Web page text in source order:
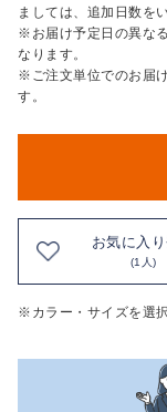
ましては、追加日数を
※お届け予定日の異な
なります。
※ご注文単位でのお届
す。
お気に入
(1人)
※カラー・サイズを選